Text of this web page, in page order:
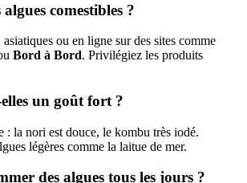
comestibles ?
ou en ligne sur des sites comme
Bord à Bord. Privilégiez les produits
un goût fort ?
: la nori est douce, le kombu très iodé.
légères comme la laitue de mer.
des algues tous les jours ?